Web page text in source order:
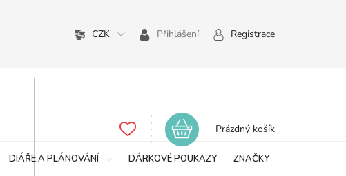
CZK Přihlášení Registrace
Nákupní
Prázdný košík
DIÁŘE A PLÁNOVÁNÍ DÁRKOVÉ POUKAZY ZNAČKY